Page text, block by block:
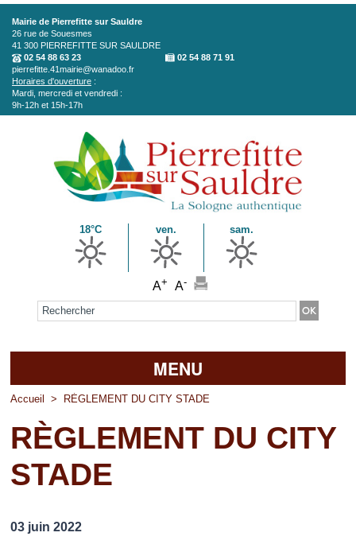
Aller au contenu principal
Mairie de Pierrefitte sur Sauldre
26 rue de Souesmes
41 300 PIERREFITTE SUR SAULDRE
02 54 88 63 23
02 54 88 71 91
pierrefitte.41mairie@wanadoo.fr
Horaires d'ouverture :
Mardi, mercredi et vendredi :
9h-12h et 15h-17h
18°C ven. sam.
A+ A-
Formulaire de recherche
MENU
Accueil
La mairie
Découvrir Pierrefitte
Vos professionnels
Accueil > RÈGLEMENT DU CITY STADE
RÈGLEMENT DU CITY
STADE
03 juin 2022